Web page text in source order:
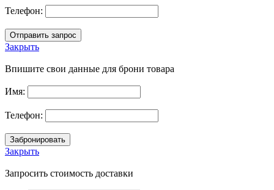
Телефон:
Закрыть
Впишите свои данные для брони товара
Имя:
Телефон:
Закрыть
Запросить стоимость доставки